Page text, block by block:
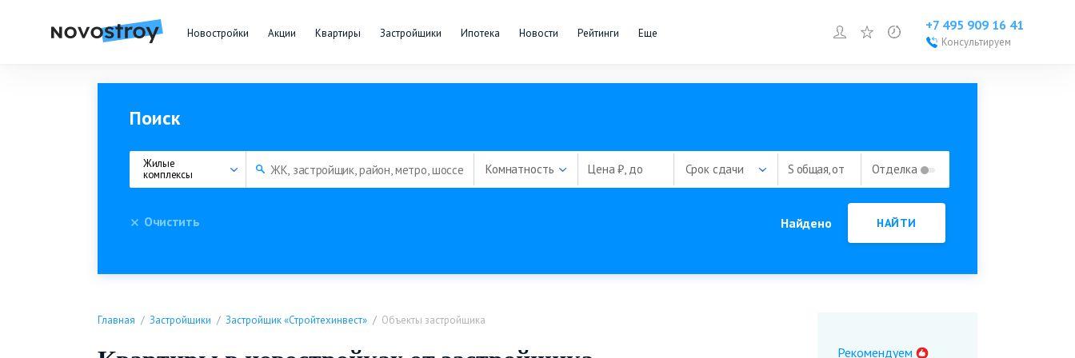
Новостройки Акции Квартиры Застройщики Ипотека Новости Рейтинги Еще Войти или зарегистрироваться
зарегистрироваться
ИзбранноеПросмотренное
+7 495 909 16 41
Консультируем
Поиск
Жилые
комплексы
Комнатность Цена ₽, до Срок сдачи S общая, от Отделка
Очистить Найдено НАЙТИ
Рекомендуем
Главная Застройщики Застройщик «Стройтехинвест» Объекты застройщика